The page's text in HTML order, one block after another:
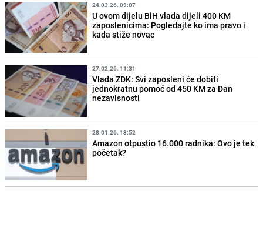
24.03.26. 09:07
U ovom dijelu BiH vlada dijeli 400 KM
zaposlenicima: Pogledajte ko ima pravo i
kada stiže novac
27.02.26. 11:31
Vlada ZDK: Svi zaposleni će dobiti
jednokratnu pomoć od 450 KM za Dan
nezavisnosti
28.01.26. 13:52
Amazon otpustio 16.000 radnika: Ovo je tek
početak?